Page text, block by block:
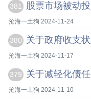
381 股票市场被动
沧海一土狗 2024-11-24
380 关于政府收支
沧海一土狗 2024-11-17
379 关于减轻化债
沧海一土狗 2024-11-10